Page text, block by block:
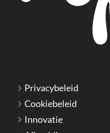
Privacybeleid
Cookiebeleid
Innovatie